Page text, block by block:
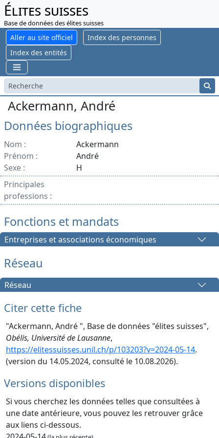
Élites suisses
Base de données des élites suisses
Aller au site officiel
Index des personnes
Index des entités
Ackermann, André
Données biographiques
Nom :
Ackermann
Prénom :
André
Sexe :
H
Principales
professions :
Fonctions et mandats
Entreprises et associations économiques
Réseau
Réseau
Citer cette fiche
"Ackermann, André ", Base de données "élites suisses",
Obélis, Université de Lausanne,
https://elitessuisses.unil.ch/p/103203?v=2024-05-14.
(version du 14.05.2024, consulté le 10.08.2026).
Versions disponibles
Si vous cherchez les données telles que consultées à
une date antérieure, vous pouvez les retrouver grâce
aux liens ci-dessous.